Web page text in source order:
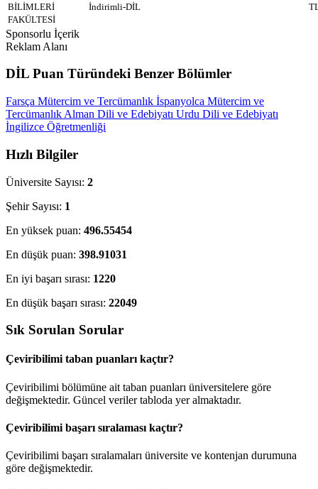
BİLİMLERİ
FAKÜLTESİ
İndirimli-DİL
Sponsorlu İçerik
Reklam Alanı
DİL Puan Türündeki Benzer Bölümler
Farsça Mütercim ve Tercümanlık İspanyolca Mütercim ve
Tercümanlık Alman Dili ve Edebiyatı Urdu Dili ve Edebiyatı
İngilizce Öğretmenliği
Hızlı Bilgiler
Üniversite Sayısı: 2
Şehir Sayısı: 1
En yüksek puan: 496.55454
En düşük puan: 398.91031
En iyi başarı sırası: 1220
En düşük başarı sırası: 22049
Sık Sorulan Sorular
Çeviribilimi taban puanları kaçtır?
Çeviribilimi bölümüne ait taban puanları üniversitelere göre
değişmektedir. Güncel veriler tabloda yer almaktadır.
Çeviribilimi başarı sıralaması kaçtır?
Çeviribilimi başarı sıralamaları üniversite ve kontenjan durumuna
göre değişmektedir.